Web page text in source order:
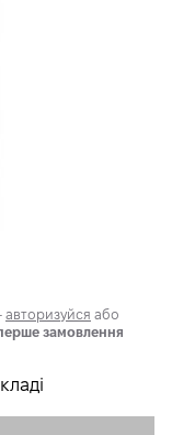
авторизуйся або
замовлення